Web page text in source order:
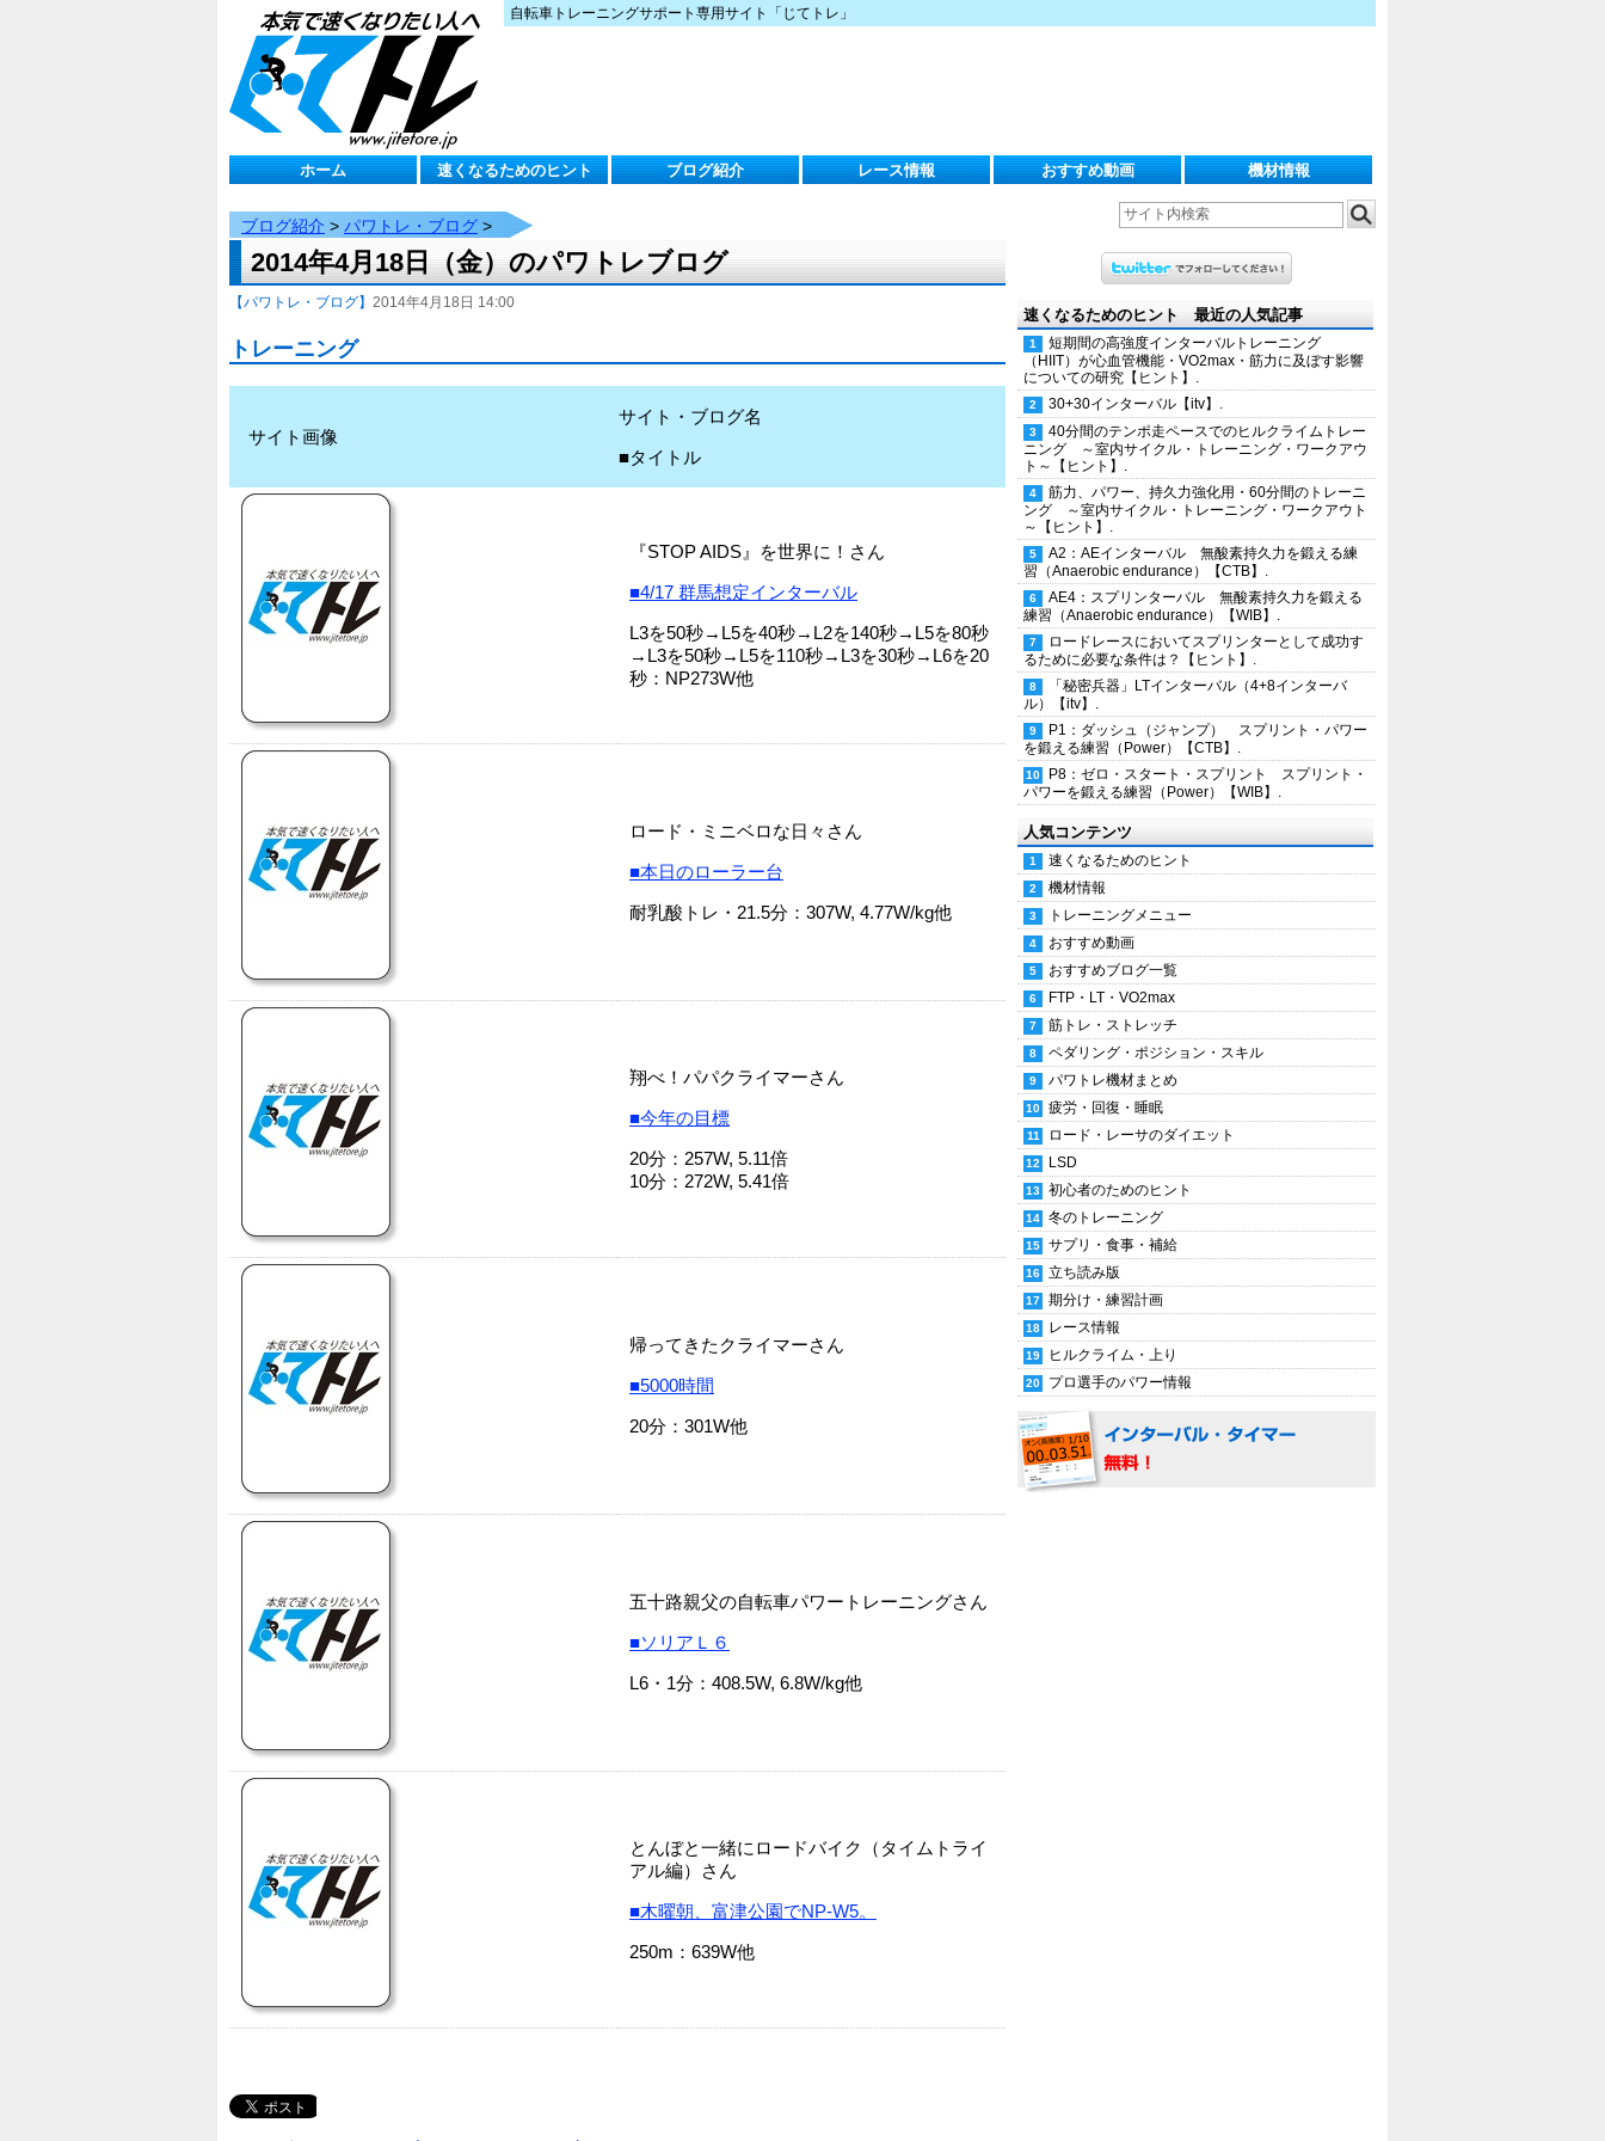
自転車トレーニングサポート専用サイト「じてトレ」
ホーム 速くなるためのヒント ブログ紹介 レース情報 おすすめ動画 機材情報
ブログ紹介 > パワトレ・ブログ>
2014年4月18日（金）のパワトレブログ
【パワトレ・ブログ】 2014年4月18日 14:00
トレーニング
サイト画像
サイト・ブログ名
■タイトル
『STOP AIDS』を世界に！さん
■4/17 群馬想定インターバル
L3を50秒→L5を40秒→L2を140秒→L5を80秒
→L3を50秒→L5を110秒→L3を30秒→L6を20
秒：NP273W他
ロード・ミニベロな日々さん
■本日のローラー台
耐乳酸トレ・21.5分：307W, 4.77W/kg他
翔べ！パパクライマーさん
■今年の目標
20分：257W, 5.11倍
10分：272W, 5.41倍
帰ってきたクライマーさん
■5000時間
20分：301W他
五十路親父の自転車パワートレーニングさん
■ソリアＬ６
L6・1分：408.5W, 6.8W/kg他
とんぼと一緒にロードバイク（タイムトライ
アル編）さん
■木曜朝、富津公園でNP-W5。
250m：639W他
速くなるためのヒント 最近の人気記事
短期間の高強度インターバルトレーニング
（HIIT）が心血管機能・VO2max・筋力に及ぼす影響
についての研究【ヒント】.
30+30インターバル【itv】.
40分間のテンポ走ペースでのヒルクライムトレー
ニング ～室内サイクル・トレーニング・ワークアウ
ト～【ヒント】.
筋力、パワー、持久力強化用・60分間のトレーニ
ング ～室内サイクル・トレーニング・ワークアウト
～【ヒント】.
A2：AEインターバル 無酸素持久力を鍛える練
習（Anaerobic endurance）【CTB】.
AE4：スプリンターバル 無酸素持久力を鍛える
練習（Anaerobic endurance）【WIB】.
ロードレースにおいてスプリンターとして成功す
るために必要な条件は？【ヒント】.
「秘密兵器」LTインターバル（4+8インターバ
ル）【itv】.
P1：ダッシュ（ジャンプ） スプリント・パワー
を鍛える練習（Power）【CTB】.
P8：ゼロ・スタート・スプリント スプリント・
パワーを鍛える練習（Power）【WIB】.
人気コンテンツ
速くなるためのヒント
機材情報
トレーニングメニュー
おすすめ動画
おすすめブログ一覧
FTP・LT・VO2max
筋トレ・ストレッチ
ペダリング・ポジション・スキル
パワトレ機材まとめ
疲労・回復・睡眠
ロード・レーサのダイエット
LSD
初心者のためのヒント
冬のトレーニング
サプリ・食事・補給
立ち読み版
期分け・練習計画
レース情報
ヒルクライム・上り
プロ選手のパワー情報